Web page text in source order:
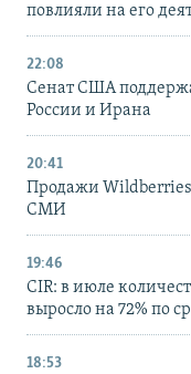
повлияли на его
22:08
Сенат США
России и Ирана
20:41
Продажи Wildberries
СМИ
19:46
CIR: в июле
выросло на 72% по
18:53